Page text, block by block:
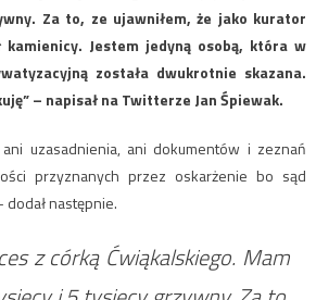
Za to, ze ujawniłem, że jako kurator
kamienicy. Jestem jedyną osobą, która w
została dwukrotnie skazana.
– napisał na Twitterze Jan Śpiewak.
uzasadnienia, ani dokumentów i zeznań
przyznanych przez oskarżenie bo sąd
dodał następnie.
z córką Ćwiąkalskiego. Mam